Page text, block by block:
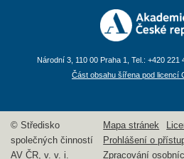
Národní 3, 110 00 Praha 1, Tel.: +420 221
Část obsahu šířena pod licencí
© Středisko
společných činností
AV ČR, v. v. i.
Mapa stránek
Prohlášení o
Zpracování